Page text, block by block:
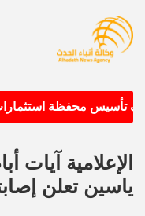
تأسيس محفظة استثمارات
الإعلامية
ياسين تعلن